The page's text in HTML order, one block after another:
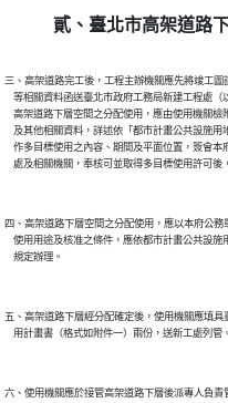
貳、臺北市高架道路
三、高架道路完工後，工程主辦機關應先將竣工圖
等相關資料函送臺北市政府工務局新建工程處（
高架道路下層空間之分配使用，應由使用機關
及其他相關資料，詳述依「都市計畫公共設施用
作多目標使用之內容、期間及平面位置，簽會
四、高架道路下層空間之分配使用，應以本府公務
使用用途及核准之條件，應依都市計畫公共設
五、高架道路下層經分配確定後，使用機關應填具
六、使用機關應於接管高架道路下層後派專人負責